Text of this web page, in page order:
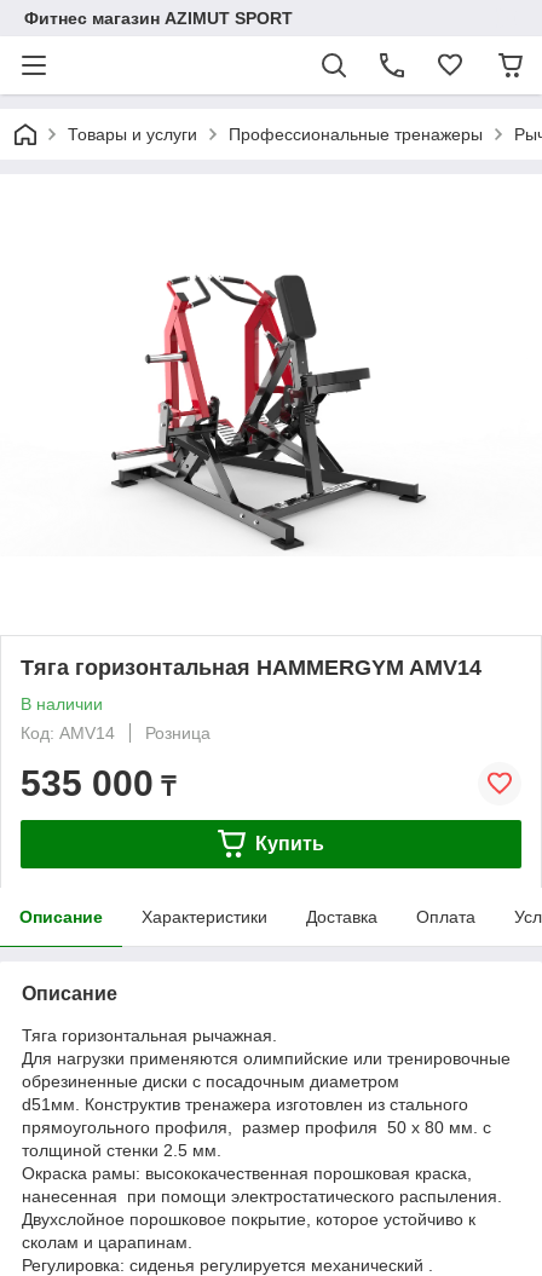
Фитнес магазин AZIMUT SPORT
Товары и услуги Профессиональные тренажеры
Тяга горизонтальная HAMMERGYM AMV14
В наличии
Код: AMV14
Розница
535 000 ₸
Купить
Описание Характеристики Доставка Оплата
Описание
Тяга горизонтальная рычажная.
Для нагрузки применяются олимпийские или тренировочные
обрезиненные диски с посадочным диаметром
d51мм. Конструктив тренажера изготовлен из стального
прямоугольного профиля, размер профиля 50 х 80 мм. с
толщиной стенки 2.5 мм.
Окраска рамы: высококачественная порошковая краска,
нанесенная при помощи электростатического распыления.
Двухслойное порошковое покрытие, которое устойчиво к
сколам и царапинам.
Регулировка: сиденья регулируется механический .